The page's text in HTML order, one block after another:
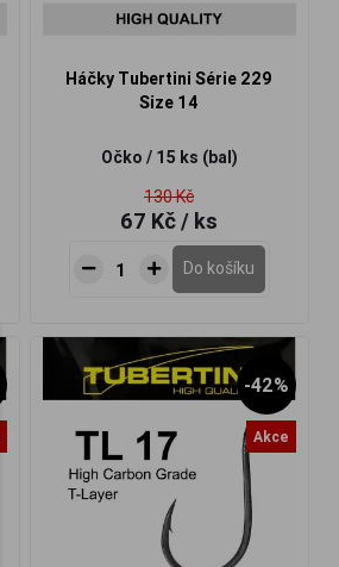
Háčky Tubertini Série 229
Size 14
Očko / 15 ks (bal)
130 Kč
67 Kč/ ks
Do košíku
-42%
Akce